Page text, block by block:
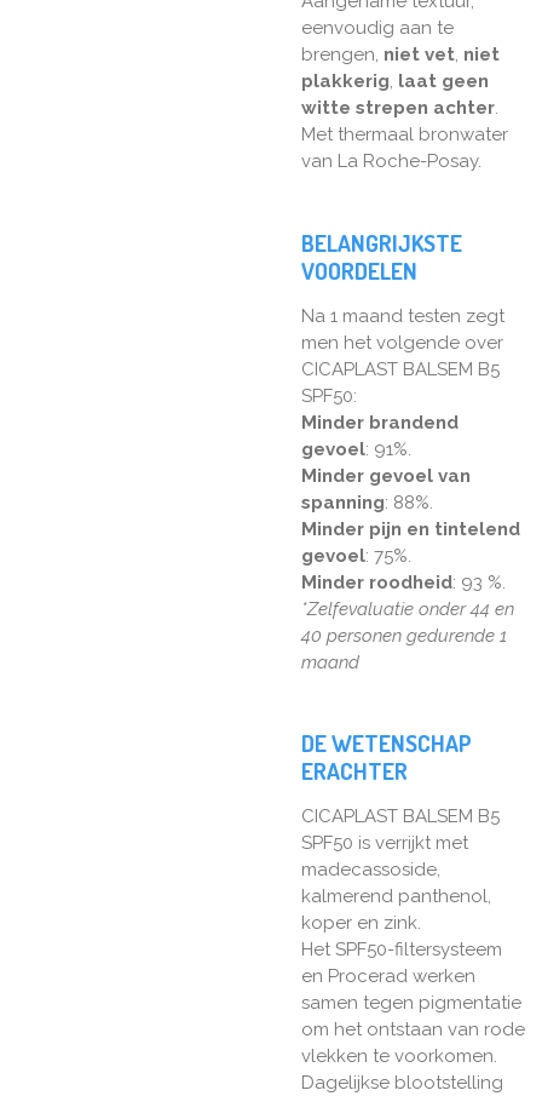
eenvoudig aan te
brengen, niet vet, niet
plakkerig, laat geen
witte strepen achter.
Met thermaal bronwater
van La Roche-Posay.
BELANGRIJKSTE
VOORDELEN
Na 1 maand testen zegt
men het volgende over
CICAPLAST BALSEM B5
SPF50:
Minder brandend
gevoel: 91%.
Minder gevoel van
spanning: 88%.
Minder pijn en tintelend
gevoel: 75%.
Minder roodheid: 93 %.
*Zelfevaluatie onder 44 en
40 personen gedurende 1
maand
DE WETENSCHAP
ERACHTER
CICAPLAST BALSEM B5
SPF50 is verrijkt met
madecassoside,
kalmerend panthenol,
koper en zink.
Het SPF50-filtersysteem
en Procerad werken
samen tegen pigmentatie
om het ontstaan van rode
vlekken te voorkomen.
Dagelijkse blootstelling